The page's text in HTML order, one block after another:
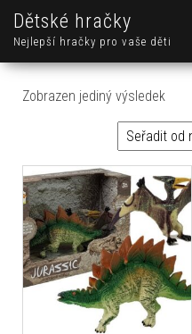
Dětské hračky
Nejlepší hračky pro vaše děti
Zobrazen jediný výsledek